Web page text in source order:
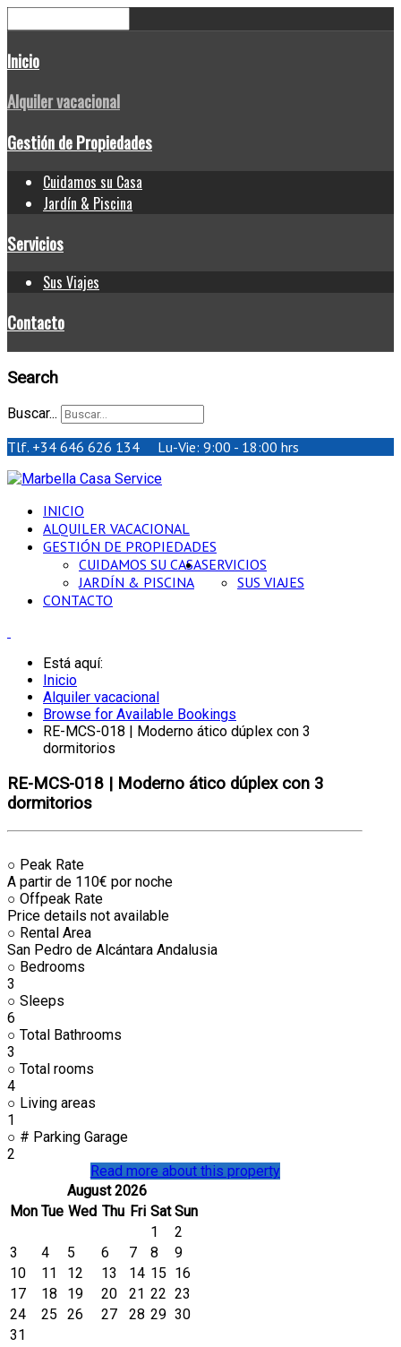
Inicio
Alquiler vacacional
Gestión de Propiedades
Cuidamos su Casa
Jardín & Piscina
Servicios
Sus Viajes
Contacto
Search
Buscar...
Tlf. +34 646 626 134 Lu-Vie: 9:00 - 18:00 hrs
INICIO
ALQUILER VACACIONAL
GESTIÓN DE PROPIEDADES
CUIDAMOS SU CASA
JARDÍN & PISCINA
SERVICIOS
SUS VIAJES
CONTACTO
Está aquí:
Inicio
Alquiler vacacional
Browse for Available Bookings
RE-MCS-018 | Moderno ático dúplex con 3
dormitorios
RE-MCS-018 | Moderno ático dúplex con 3
dormitorios
○ Peak Rate
A partir de 110€ por noche
○ Offpeak Rate
Price details not available
○ Rental Area
San Pedro de Alcántara Andalusia
○ Bedrooms
3
○ Sleeps
6
○ Total Bathrooms
3
○ Total rooms
4
○ Living areas
1
○ # Parking Garage
2
Read more about this property
August 2026
Mon Tue Wed Thu Fri Sat Sun
1
2
3
4 5 6 7 8
9
10
11 12 13 14 15 16
17
18 19 20 21 22 23
24
25 26 27 28 29 30
31